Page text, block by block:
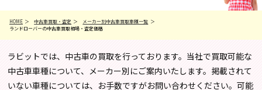
HOME 中古車買取・査定
メーカー別中古車買取車種一覧
ランドローバーの中古車買取相場・査定価格
ラビットでは、中古車の買取を行っております。当社で買取可能な
中古車車種について、メーカー別にご案内いたします。掲載されて
いない車種については、お手数ですがお問い合わせください。可能